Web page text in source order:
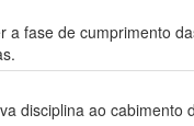
fase de cumprimento
disciplina ao